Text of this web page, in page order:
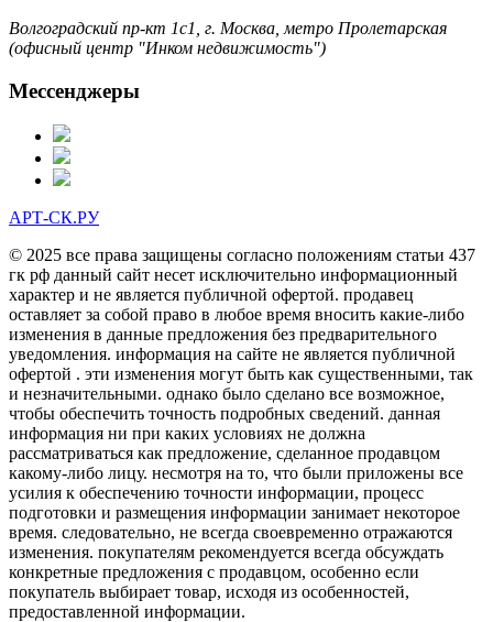
Волгоградский пр-кт 1с1, г. Москва, метро Пролетарская
(офисный центр "Инком недвижимость")
Мессенджеры
АРТ-СК.РУ
© 2025 все права защищены согласно положениям статьи 437
гк рф данный сайт несет исключительно информационный
характер и не является публичной офертой. продавец
оставляет за собой право в любое время вносить какие-либо
изменения в данные предложения без предварительного
уведомления. информация на сайте не является публичной
офертой . эти изменения могут быть как существенными, так
и незначительными. однако было сделано все возможное,
чтобы обеспечить точность подробных сведений. данная
информация ни при каких условиях не должна
рассматриваться как предложение, сделанное продавцом
какому-либо лицу. несмотря на то, что были приложены все
усилия к обеспечению точности информации, процесс
подготовки и размещения информации занимает некоторое
время. следовательно, не всегда своевременно отражаются
изменения. покупателям рекомендуется всегда обсуждать
конкретные предложения с продавцом, особенно если
покупатель выбирает товар, исходя из особенностей,
предоставленной информации.